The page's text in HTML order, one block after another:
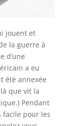
jouent et
la guerre à
d’une
a eu
été annexée
que vit la
Pendant
facile pour les